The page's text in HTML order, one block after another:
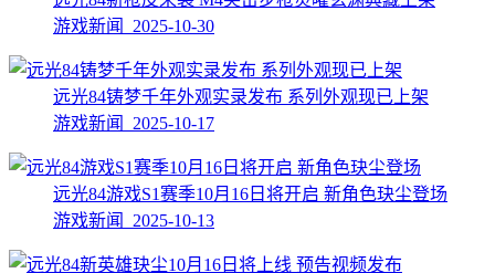
游戏新闻 2025-10-30
远光84铸梦千年外观实录发布 系列外观现已上架
游戏新闻 2025-10-17
远光84游戏S1赛季10月16日将开启 新角色玦尘登场
游戏新闻 2025-10-13